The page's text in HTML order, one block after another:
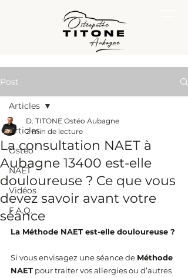
Post
Articles
Ostéo
NAET
Vidéos
F.A.Q.
Articles
La consultation NAET à
Aubagne 13400 est-elle
douloureuse ? Ce que vous
devez savoir avant votre
séance
D. TITONE Ostéo Aubagne
2 min de lecture
La Méthode NAET est-elle douloureuse ?
Si vous envisagez une séance de Méthode
NAET pour traiter vos allergies ou d’autres